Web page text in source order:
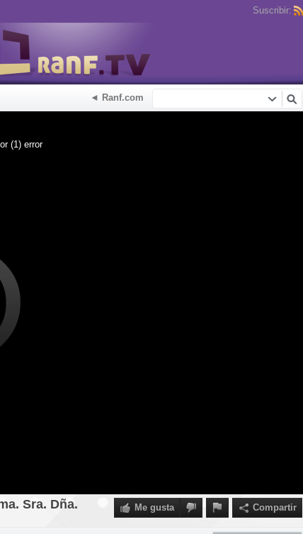
Suscribir:
◄ Ranf.com
(1) error
Me gusta Compartir
Sra. Dña.